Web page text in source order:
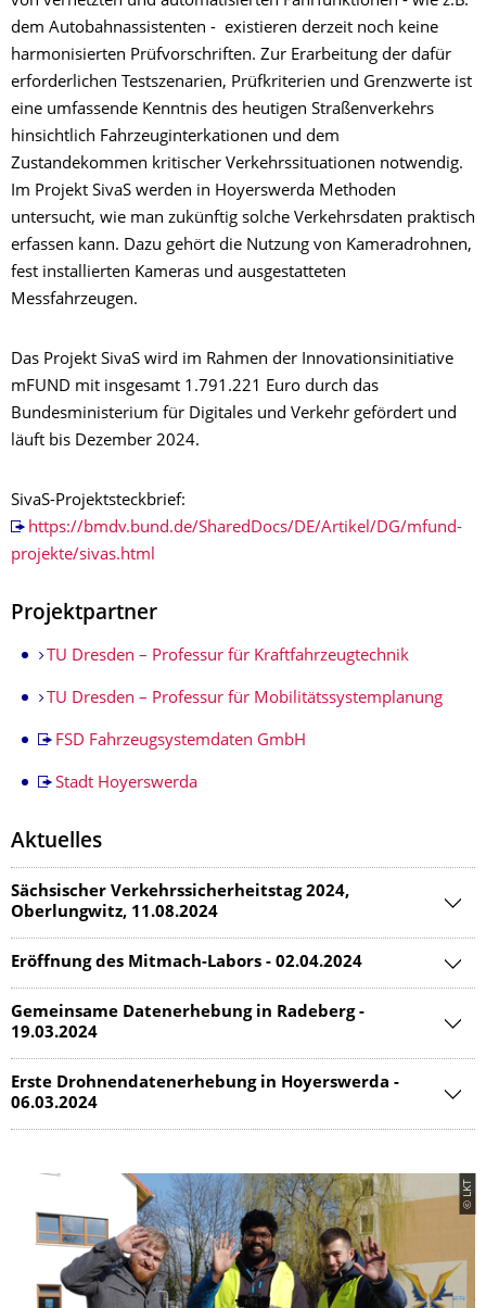
dem Autobahnassistenten - existieren derzeit noch keine
harmonisierten Prüfvorschriften. Zur Erarbeitung der dafür
erforderlichen Testszenarien, Prüfkriterien und Grenzwerte ist
eine umfassende Kenntnis des heutigen Straßenverkehrs
hinsichtlich Fahrzeuginterkationen und dem
Zustandekommen kritischer Verkehrssituationen notwendig.
Im Projekt SivaS werden in Hoyerswerda Methoden
untersucht, wie man zukünftig solche Verkehrsdaten praktisch
erfassen kann. Dazu gehört die Nutzung von Kameradrohnen,
fest installierten Kameras und ausgestatteten
Messfahrzeugen.
Das Projekt SivaS wird im Rahmen der Innovationsinitiative
mFUND mit insgesamt 1.791.221 Euro durch das
Bundesministerium für Digitales und Verkehr gefördert und
läuft bis Dezember 2024.
SivaS-Projektsteckbrief:
https://bmdv.bund.de/SharedDocs/DE/Artikel/DG/mfund-
projekte/sivas.html
Projektpartner
TU Dresden – Professur für Kraftfahrzeugtechnik
TU Dresden – Professur für Mobilitätssystemplanung
FSD Fahrzeugsystemdaten GmbH
Stadt Hoyerswerda
Aktuelles
Sächsischer Verkehrssicherheitstag 2024,
Oberlungwitz, 11.08.2024
Eröffnung des Mitmach-Labors - 02.04.2024
Gemeinsame Datenerhebung in Radeberg -
19.03.2024
Erste Drohnendatenerhebung in Hoyerswerda -
06.03.2024
© LKT